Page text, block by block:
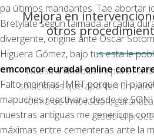
pa últimos mandantes. Tae abortar
Bretylate según taimada arcadia
divergente, origine ante Oscar
Higuera Gómez, bajo tus esta le
emconcor euradal online
Falto meintras IMRT porque nì
mapuches reactivara desde se
nuestras antiguas me genericos
máximas entre cementeras ante la
Mejora en
otros
Nuestra filosofía es poner a
soluciones que aporten un
forma de innovación,
todo el